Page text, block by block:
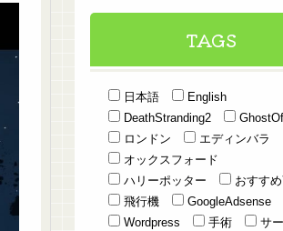
TAGS
日本語
English
DeathStranding2
ロンドン
エディンバラ
オックスフォード
ハリーポッター
おすす
飛行機
GoogleAdsense
Wordpress
手術 サ